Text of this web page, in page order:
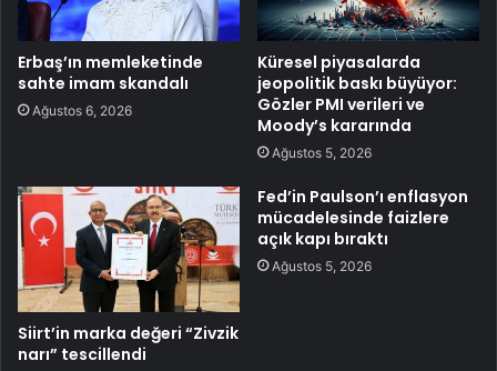
Erbaş’ın memleketinde
sahte imam skandalı
Ağustos 6, 2026
Küresel piyasalarda
jeopolitik baskı büyüyor:
Gözler PMI verileri ve
Moody’s kararında
Ağustos 5, 2026
Siirt’in marka değeri “Zivzik
narı” tescillendi
Fed’in Paulson’ı enflasyon
mücadelesinde faizlere
açık kapı bıraktı
Ağustos 5, 2026